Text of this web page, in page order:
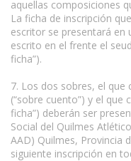
aquellas composiciones
La ficha de inscripción
escritor se presentará en
escrito en el frente el
ficha”).
7. Los dos sobres, el
(“sobre cuento”) y el que
ficha”) deberán ser
Social del Quilmes
AAD) Quilmes, Provincia
siguiente inscripción en